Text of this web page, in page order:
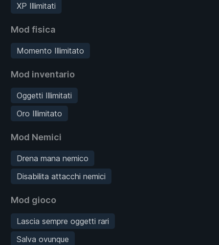
XP Illimitati
Mod fisica
Momento Illimitato
Mod inventario
Oggetti Illimitati
Oro Illimitato
Mod Nemici
Drena mana nemico
Disabilita attacchi nemici
Mod gioco
Lascia sempre oggetti rari
Salva ovunque